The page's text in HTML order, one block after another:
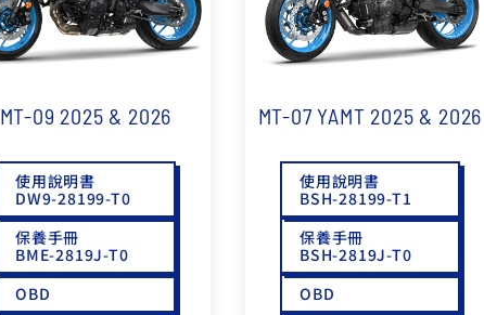
MT-09 2025 & 2026
使用說明書
DW9-28199-T0
保養手冊
BME-2819J-T0
OBD
MT-07 YAMT 2025 & 2026
使用說明書
BSH-28199-T1
保養手冊
BSH-2819J-T0
OBD